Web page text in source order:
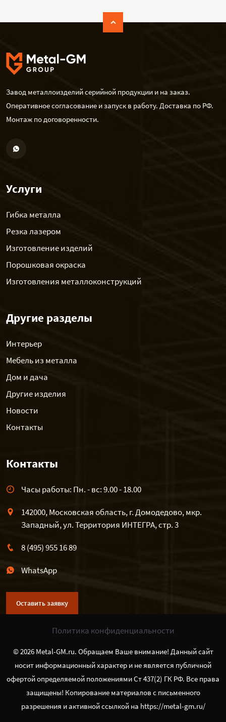
Завод металлоизделий серийной продукции и на заказ.
Оперативное согласование и запуск в работу. Доставка по РФ.
Монтаж по договоренности.
Услуги
Гибка металла
Резка лазером
Изготовление изделий
Порошковая окраска
Изготовления металлоконструкций
Другие разделы
Интерьер
Мебель из металла
Дом и дача
Другие изделия
Новости
Контакты
Контакты
Часы работы: Пн. - вс: 9.00 - 18.00
142000, Московская область, г. Домодедово, мкр.
Западный, ул. Территория ИНТЕГРА, стр. 3
8 (495) 955 16 89
WhatsApp
Оставить заявку
Политика конфиденциальности
© 2026 Metal-GM.ru. Обращаем Ваше внимание! Данный сайт
носит информационный характер и не является публичной
офертой определяемой положениями Ст 437(2) ГК РФ. Все права
защищены! Копирование материалов с письменного
разрешения и активной ссылкой на https://metal-gm.ru/